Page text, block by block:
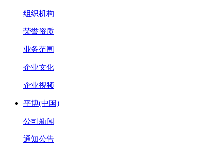
组织机构
荣誉资质
业务范围
企业文化
企业视频
平博(中国)
公司新闻
通知公告